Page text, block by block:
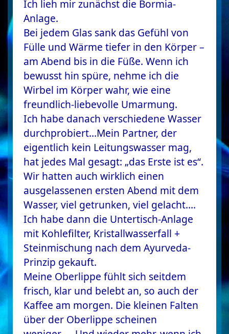
Ich lieh mir zunächst die Bormia-
Anlage.
Bei jedem Glas sank das Gefühl von
Fülle und Wärme tiefer in den Körper –
am Abend bis in die Füße. Wenn ich
bewusst hin spüre, nehme ich die
Wirbel im Körper wahr, wie eine
freundlich-liebevolle Umarmung.
Ich habe danach verschiedene Wasser
durchprobiert…Mein Partner, der
eigentlich kein Leitungswasser mag,
hat jedes Mal gesagt: „das Erste ist es“.
Wir hatten auch wirklich einen
ausgelassenen ersten Abend mit dem
Wasser, viel getrunken, viel gelacht….
Ich habe dann die Untertisch-Anlage
mit Kohlefilter, Kristallwasserfall +
Steinmischung nach dem Ayurveda-
Prinzip gekauft.
Meine Oberlippe fühlt sich seitdem
frisch, klar und belebt an, so auch der
Kaffee am morgen. Die kleinen Falten
über der Oberlippe scheinen